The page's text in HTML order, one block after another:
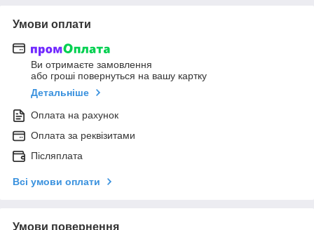
Умови оплати
Ви отримаєте замовлення
або гроші повернуться на вашу картку
Детальніше
Оплата на рахунок
Оплата за реквізитами
Післяплата
Всі умови оплати
Умови повернення